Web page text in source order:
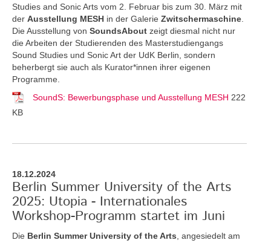
Studies and Sonic Arts vom 2. Februar bis zum 30. März mit
der Ausstellung MESH in der Galerie Zwitschermaschine
Die Ausstellung von SoundsAbout zeigt diesmal nicht nur
die Arbeiten der Studierenden des Masterstudiengangs
Sound Studies und Sonic Art der UdK Berlin, sondern
beherbergt sie auch als Kurator*innen ihrer eigenen
Programme.
SoundS: Bewerbungsphase und Ausstellung MESH 222
KB
18.12.2024
Berlin Summer University of the Arts
2025: Utopia - Internationales
Workshop-Programm startet im Juni
Die Berlin Summer University of the Arts , angesiedelt am